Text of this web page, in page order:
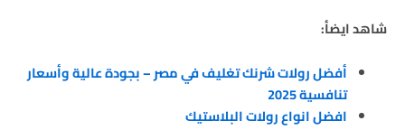
شاهد ايضأ:
أفضل رولات شرنك تغليف في مصر – بجودة عالية وأسعار
تنافسية 2025
افضل انواع رولات البلاستيك